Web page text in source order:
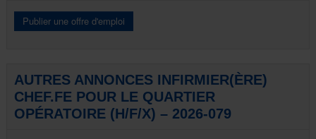
AUTRES ANNONCES INFIRMIER(ÈRE)
CHEF.FE POUR LE QUARTIER
OPÉRATOIRE (H/F/X) – 2026-079